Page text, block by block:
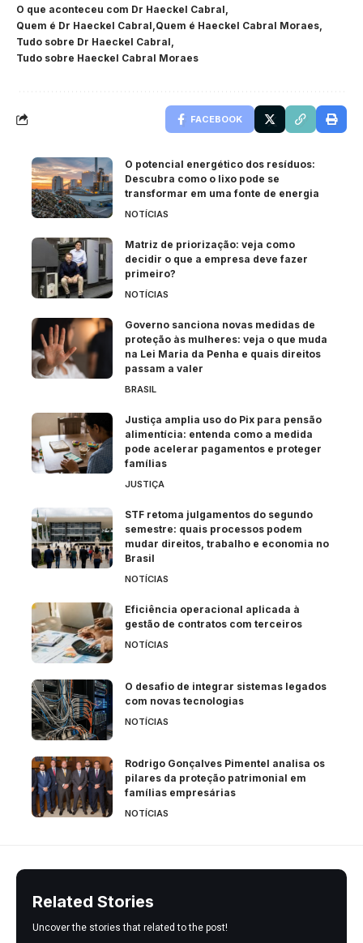
O que aconteceu com Dr Haeckel Cabral
Quem é Dr Haeckel Cabral Quem é Haeckel Cabral Moraes
Tudo sobre Dr Haeckel Cabral
Tudo sobre Haeckel Cabral Moraes
FACEBOOK
O potencial energético dos resíduos:
Descubra como o lixo pode se
transformar em uma fonte de energia
NOTÍCIAS
Matriz de priorização: veja como
decidir o que a empresa deve fazer
primeiro?
NOTÍCIAS
Governo sanciona novas medidas de
proteção às mulheres: veja o que muda
na Lei Maria da Penha e quais direitos
passam a valer
BRASIL
Justiça amplia uso do Pix para pensão
alimentícia: entenda como a medida
pode acelerar pagamentos e proteger
famílias
JUSTIÇA
STF retoma julgamentos do segundo
semestre: quais processos podem
mudar direitos, trabalho e economia no
Brasil
NOTÍCIAS
Eficiência operacional aplicada à
gestão de contratos com terceiros
NOTÍCIAS
O desafio de integrar sistemas legados
com novas tecnologias
NOTÍCIAS
Rodrigo Gonçalves Pimentel analisa os
pilares da proteção patrimonial em
famílias empresárias
NOTÍCIAS
Related Stories
Uncover the stories that related to the post!